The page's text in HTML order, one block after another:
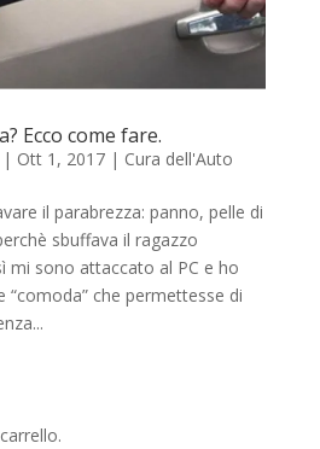
Ecco come fare.
| Ott 1, 2017| Cura dell'Auto
il parabrezza: panno, pelle di
sbuffava il ragazzo
mi sono attaccato al PC e ho
“comoda” che permettesse di